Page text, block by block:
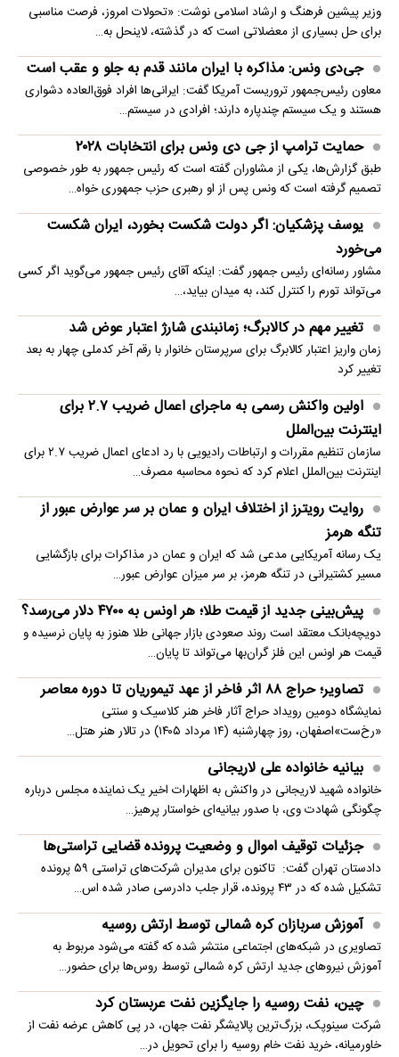
وزیر پیشین فرهنگ و ارشاد اسلامی نوشت: «تحولات امروز، فرصت مناسبی
برای حل بسیاری از معضلاتی‌ است که در گذشته، لاینحل به…
جی‌دی ونس: مذاکره با ایران مانند قدم به جلو و عقب است
معاون رئیس‌جمهور تروریست آمریکا گفت: ایرانی‌ها افراد فوق‌العاده دشواری
هستند و یک سیستم چندپاره دارند؛ افرادی در سیستم…
حمایت ترامپ از جی دی ونس برای انتخابات ۲۰۲۸
طبق گزارش‌ها، یکی از مشاوران گفته است که رئیس جمهور به طور خصوصی
تصمیم گرفته است که ونس پس از او رهبری حزب جمهوری خواه…
یوسف پزشکیان: اگر دولت شکست بخورد، ایران شکست
می‌خورد
مشاور رسانه‌ای رئیس جمهور گفت: اینکه آقای رئیس جمهور می‌گوید اگر کسی
می‌تواند تورم را کنترل کند، به میدان بیاید،…
تغییر مهم در کالابرگ؛ زمانبندی‌ شارژ اعتبار عوض شد
زمان واریز اعتبار کالابرگ برای سرپرستان خانوار با رقم آخر کدملی چهار به بعد
تغییر کرد
اولین واکنش رسمی به ماجرای اعمال ضریب ۲.۷ برای
اینترنت بین‌الملل
سازمان تنظیم مقررات و ارتباطات رادیویی با رد ادعای اعمال ضریب ۲.۷ برای
اینترنت بین‌الملل اعلام کرد که نحوه محاسبه مصرف…
روایت رویترز از اختلاف ایران و عمان بر سر عوارض عبور از
تنگه هرمز
یک رسانه آمریکایی مدعی شد که ایران و عمان در مذاکرات برای بازگشایی
مسیر کشتیرانی در تنگه هرمز، بر سر میزان عوارض عبور…
پیش‌بینی جدید از قیمت طلا؛ هر اونس به ۴۷۰۰ دلار می‌رسد؟
دویچه‌بانک معتقد است روند صعودی بازار جهانی طلا هنوز به پایان نرسیده و
قیمت هر اونس این فلز گران‌بها می‌تواند تا پایان…
تصاویر؛ حراج ۸۸ اثر فاخر از عهد تیموریان تا دوره معاصر
نمایشگاه دومین رویداد حراج آثار فاخر هنر کلاسیک و سنتی
«رخ‌ست»اصفهان، روز چهارشنبه (۱۴ مرداد ۱۴۰۵) در تالار هنر هتل…
بیانیه خانواده علی لاریجانی
خانواده شهید لاریجانی در واکنش به اظهارات اخیر یک نماینده مجلس درباره
چگونگی شهادت وی، با صدور بیانیه‌ای خواستار پرهیز…
جزئیات توقیف اموال و وضعیت پرونده قضایی تراستی‌ها
دادستان تهران گفت: تاکنون برای مدیران شرکت‌های تراستی ۵۹ پرونده
تشکیل شده که در ۴۳ پرونده، قرار جلب دادرسی صادر شده اس…
آموزش سربازان کره شمالی توسط ارتش روسیه
تصاویری در شبکه‌های اجتماعی منتشر شده که گفته می‌شود مربوط به
آموزش نیروهای جدید ارتش کره شمالی توسط روس‌ها برای حضور…
چین، نفت روسیه را جایگزین نفت عربستان کرد
شرکت سینوپک، بزرگ‌ترین پالایشگر نفت جهان، در پی کاهش عرضه نفت از
خاورمیانه، خرید نفت خام روسیه را برای تحویل در…